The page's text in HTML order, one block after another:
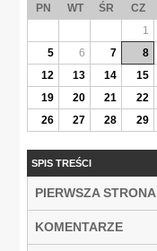
PN WT ŚR CZ
1
5
6 7 8
12
13 14 15
19
20 21 22
26
27 28 29
SPIS TREŚCI
PIERWSZA STRONA
KOMENTARZE